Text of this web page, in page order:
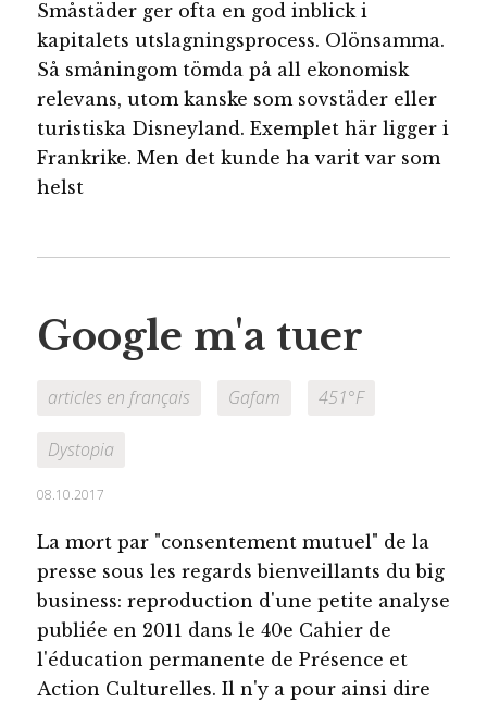
Småstäder ger ofta en god inblick i
kapitalets utslagningsprocess. Olönsamma.
Så småningom tömda på all ekonomisk
relevans, utom kanske som sovstäder eller
turistiska Disneyland. Exemplet här ligger i
Frankrike. Men det kunde ha varit var som
helst
Google m'a tuer
articles en français Gafam 451°F
Dystopia
08.10.2017
La mort par "consentement mutuel" de la
presse sous les regards bienveillants du big
business: reproduction d'une petite analyse
publiée en 2011 dans le 40e Cahier de
l'éducation permanente de Présence et
Action Culturelles. Il n'y a pour ainsi dire